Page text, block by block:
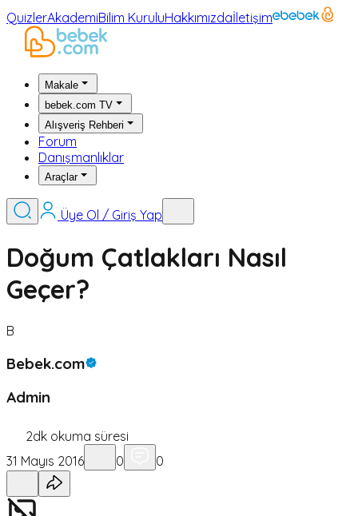
QuizlerAkademiBilim KuruluHakkımızdaİletişim
Makale
bebek.com TV
Alışveriş Rehberi
Forum
Danışmanlıklar
Araçlar
Üye Ol / Giriş Yap
Doğum Çatlakları Nasıl
Geçer?
B
Bebek.com
Admin
2dk okuma süresi
31 Mayıs 2016
0 0